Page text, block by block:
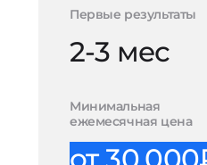
Первые результаты
2-3 мес
Минимальная
ежемесячная цена